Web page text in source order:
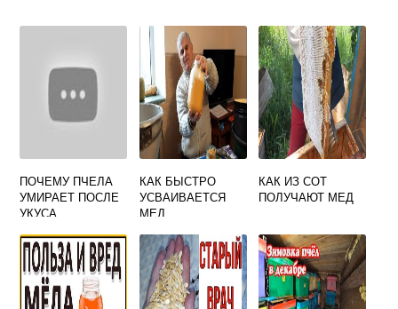
ПОЧЕМУ ПЧЕЛА
УМИРАЕТ ПОСЛЕ
УКУСА
КАК БЫСТРО
УСВАИВАЕТСЯ
МЕД
КАК ИЗ СОТ
ПОЛУЧАЮТ МЕД